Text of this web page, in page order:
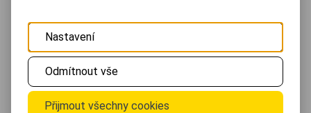
Pro tento produkt
Univerzální dálkové ovládání KL-412 na 12V s ovladačem
Nastavení
Odmítnout vše
Přijmout všechny cookies